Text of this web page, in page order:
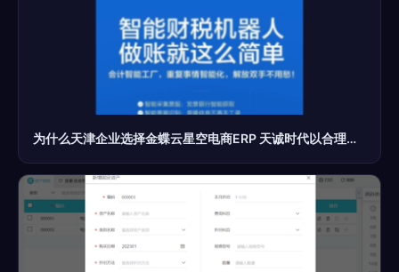
为什么天津企业选择金蝶云星空电商ERP 天诚时代以合理价格和专业服务赢得信赖